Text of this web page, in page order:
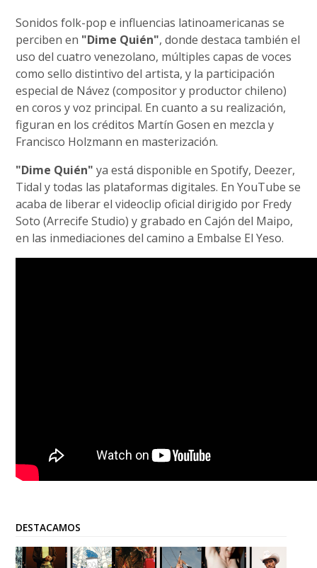
Sonidos folk-pop e influencias latinoamericanas se
perciben en "Dime Quién", donde destaca también el
uso del cuatro venezolano, múltiples capas de voces
como sello distintivo del artista, y la participación
especial de Návez (compositor y productor chileno)
en coros y voz principal. En cuanto a su realización,
figuran en los créditos Martín Gosen en mezcla y
Francisco Holzmann en masterización.
"Dime Quién" ya está disponible en Spotify, Deezer,
Tidal y todas las plataformas digitales. En YouTube se
acaba de liberar el videoclip oficial dirigido por Fredy
Soto (Arrecife Studio) y grabado en Cajón del Maipo,
en las inmediaciones del camino a Embalse El Yeso.
DESTACAMOS